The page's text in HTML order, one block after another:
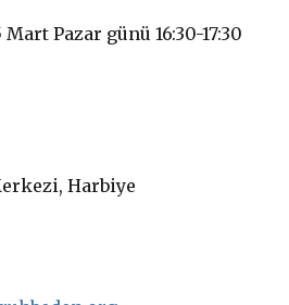
Mart Pazar günü 16:30-17:30
Harbiye